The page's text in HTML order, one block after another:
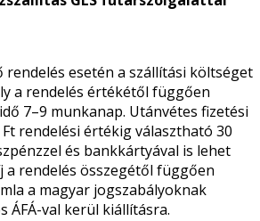
esetén a szállítási költséget
a rendelés értékétől függően
7–9 munkanap. Utánvétes fizetési
rendelési értékig választható 30
és bankkártyával is lehet
a rendelés összegétől függően
a magyar jogszabályoknak
ÁFÁ-val kerül kiállításra.